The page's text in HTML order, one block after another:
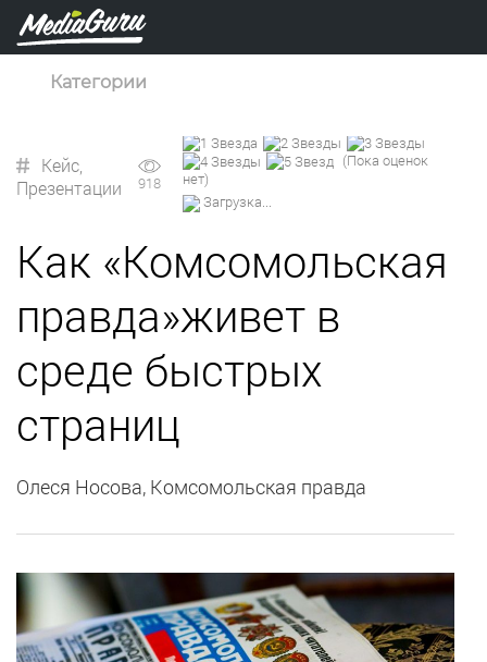
Категории
Кейс
Презентации
918
(Пока оценок
нет)
Загрузка...
Как «Комсомольская
правда»живет в
среде быстрых
страниц
Олеся Носова, Комсомольская правда